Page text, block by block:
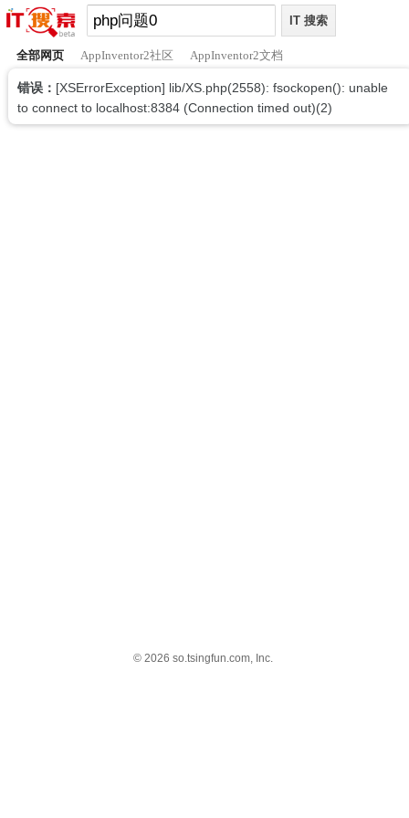
全部网页 AppInventor2社区 AppInventor2文档
错误： [XSErrorException] lib/XS.php(2558): fsockopen(): unable
to connect to localhost:8384 (Connection timed out)(2)
© 2026 so.tsingfun.com, Inc.